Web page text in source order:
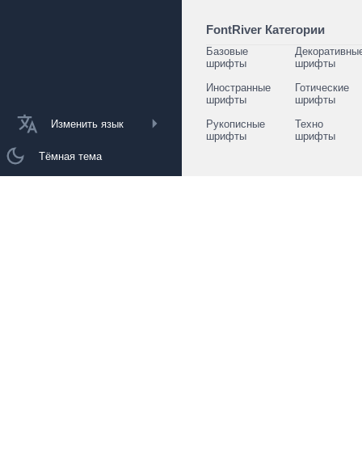
Изменить язык
Тёмная тема
FontRiver Категории
Базовые
шрифты
шрифты
Иностранные
шрифты
Готические
шрифты
Рукописные
шрифты
Техно
шрифты